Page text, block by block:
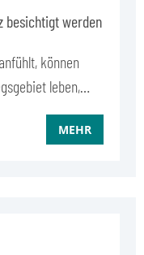
besichtigt werden
können
leben,…
MEHR